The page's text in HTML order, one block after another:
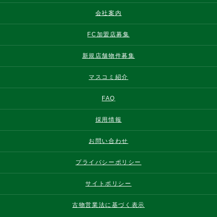
会社案内
FC加盟店募集
新規店舗物件募集
マスコミ紹介
FAQ
採用情報
お問い合わせ
プライバシーポリシー
サイトポリシー
古物営業法に基づく表示